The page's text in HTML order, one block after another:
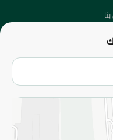
الاستخدام